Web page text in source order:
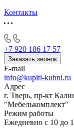
Контакты
+7 920 186 17 57
Заказать звонок
E-mail
info@kupiti-kuhni.ru
Адрес
г. Тверь, пр-кт
"Мебелькомплект"
Режим работы
Ежедневно с 10 до